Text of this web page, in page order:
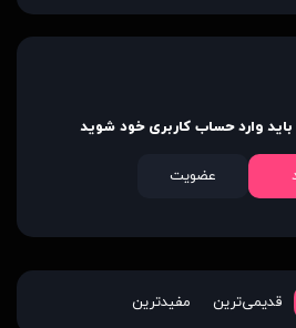
باید وارد حساب کاربری خود شوید
عضویت
قدیمی‌ترین مفیدترین